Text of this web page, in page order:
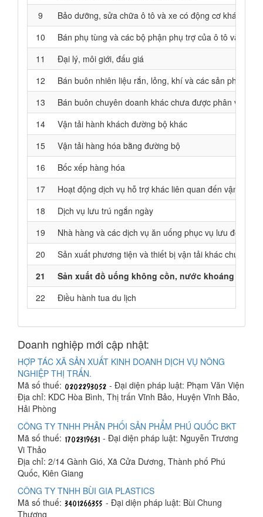
9
Bảo dưỡng, sửa chữa ô tô và xe có động cơ khác
10
Bán phụ tùng và các bộ phận phụ trợ của ô tô và xe
11
Đại lý, môi giới, đấu giá
12
Bán buôn nhiên liệu rắn, lỏng, khí và các sản phẩm
13
Bán buôn chuyên doanh khác chưa được phân vào
14
Vận tải hành khách đường bộ khác
15
Vận tải hàng hóa bằng đường bộ
16
Bốc xếp hàng hóa
17
Hoạt động dịch vụ hỗ trợ khác liên quan đến vận tải
18
Dịch vụ lưu trú ngắn ngày
19
Nhà hàng và các dịch vụ ăn uống phục vụ lưu động
20
Sản xuất phương tiện và thiết bị vận tải khác chưa
21
Sản xuất đồ uống không cồn, nước khoáng
22
Điều hành tua du lịch
Doanh nghiệp mới cập nhật:
HỢP TÁC XÃ SẢN XUẤT KINH DOANH DỊCH VỤ NÔNG
NGHIỆP THỊ TRẤN.
Mã số thuế:
- Đại diện pháp luật: Phạm Văn Viện
Địa chỉ: KDC Hòa Bình, Thị trấn Vĩnh Bảo, Huyện Vĩnh Bảo,
Hải Phòng
CÔNG TY TNHH PHÂN PHỐI SẢN PHẨM PHÚ QUỐC BKT
Mã số thuế:
- Đại diện pháp luật: Nguyễn Trương
Vi Thảo
Địa chỉ: 2/14 Gành Gió, Xã Cửa Dương, Thành phố Phú
Quốc, Kiên Giang
CÔNG TY TNHH BÙI GIA PLASTICS
Mã số thuế:
- Đại diện pháp luật: Bùi Chung
Thương